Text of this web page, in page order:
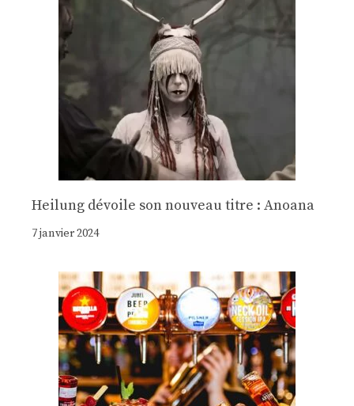
Heilung dévoile son nouveau titre : Anoana
7 janvier 2024